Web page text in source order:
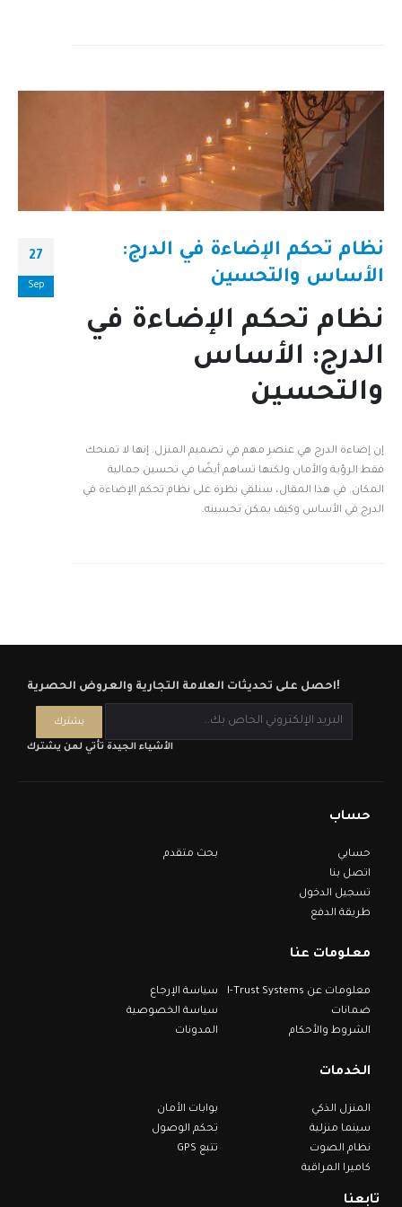
27
Sep
نظام تحكم الإضاءة في الدرج:
الأساس والتحسين
نظام تحكم الإضاءة في
الدرج: الأساس
والتحسين
إن إضاءة الدرج هي عنصر مهم في تصميم المنزل. إنها لا تمنحك
فقط الرؤية والأمان ولكنها تساهم أيضًا في تحسين جمالية
المكان. في هذا المقال، سنلقي نظرة على نظام تحكم الإضاءة في
الدرج في الأساس وكيف يمكن تحسينه.
احصل على تحديثات العلامة التجارية والعروض الحصرية!
الأشياء الجيدة تأتي لمن يشترك
حساب
حسابي
اتصل بنا
تسجيل الدخول
طريقة الدفع
بحث متقدم
معلومات عنا
معلومات عن I-Trust Systems
ضمانات
الشروط والأحكام
سياسة الإرجاع
سياسة الخصوصية
المدونات
الخدمات
المنزل الذكي
سينما منزلية
نظام الصوت
كاميرا المراقبة
بوابات الأمان
تحكم الوصول
تتبع GPS
تابعنا